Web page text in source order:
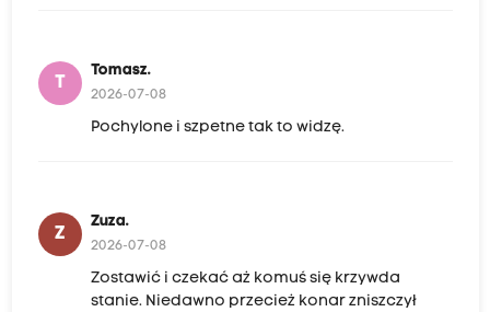
T
Tomasz.
2026-07-08
Pochylone i szpetne tak to widzę.
Z
Zuza.
2026-07-08
Zostawić i czekać aż komuś się krzywda
stanie. Niedawno przecież konar zniszczył